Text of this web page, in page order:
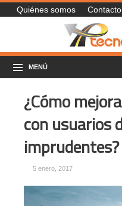
Quiénes somos Contacto
MENÚ
¿Cómo
con usuarios
imprudentes?
5 enero, 2017